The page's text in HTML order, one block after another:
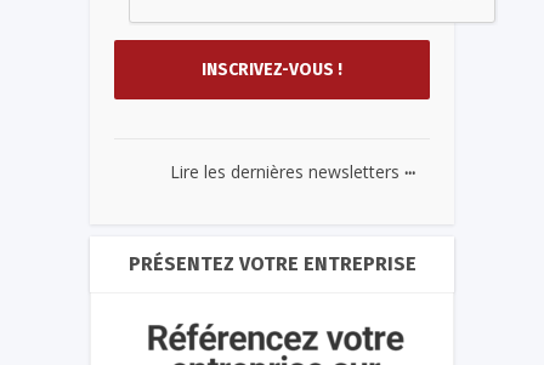
Lire les dernières newsletters ...
PRÉSENTEZ VOTRE ENTREPRISE